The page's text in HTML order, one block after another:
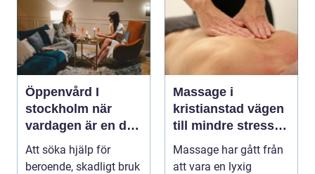
Öppenvård I
stockholm när
vardagen är en del
av behandlingen
Att söka hjälp för
beroende, skadligt bruk
Massage i
kristianstad vägen
till mindre stress
och mer energi i
vardagen
Massage har gått från
att vara en lyxig